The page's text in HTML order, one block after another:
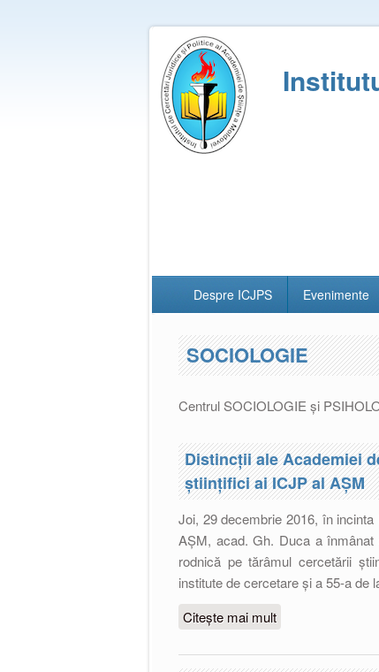
Despre ICJPS Evenimente
SOCIOLOGIE
Centrul SOCIOLOGIE și
Distincții ale Academiei
științifici ai ICJP al AȘM
Joi, 29 decembrie 2016, în
AȘM, acad. Gh. Duca a
rodnică pe tărâmul cercetării
institute de cercetare şi a 55-a de
Citește mai mult